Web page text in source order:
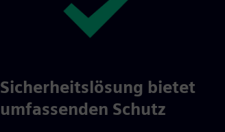
Sicherheitslösung bietet
umfassenden Schutz